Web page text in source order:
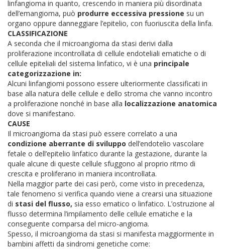
linfangioma in quanto, crescendo in maniera più disordinata
dell’emangioma, può produrre eccessiva pressione su un
organo oppure danneggiare l’epitelio, con fuoriuscita della linfa.
CLASSIFICAZIONE
A seconda che il microangioma da stasi derivi dalla
proliferazione incontrollata di cellule endoteliali ematiche o di
cellule epiteliali del sistema linfatico, vi è una principale
categorizzazione in:
Alcuni linfangiomi possono essere ulteriormente classificati in
base alla natura delle cellule e dello stroma che vanno incontro
a proliferazione nonché in base alla localizzazione anatomica
dove si manifestano.
CAUSE
Il microangioma da stasi può essere correlato a una
condizione aberrante di sviluppo dell’endotelio vascolare
fetale o dell’epitelio linfatico durante la gestazione, durante la
quale alcune di queste cellule sfuggono al proprio ritmo di
crescita e proliferano in maniera incontrollata.
Nella maggior parte dei casi però, come visto in precedenza,
tale fenomeno si verifica quando viene a crearsi una situazione
di stasi del flusso, sia esso ematico o linfatico. L’ostruzione al
flusso determina l’impilamento delle cellule ematiche e la
conseguente comparsa del micro-angioma.
Spesso, il microangioma da stasi si manifesta maggiormente in
bambini affetti da sindromi genetiche come: